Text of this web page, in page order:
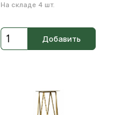
На складе 4 шт.
Добавить